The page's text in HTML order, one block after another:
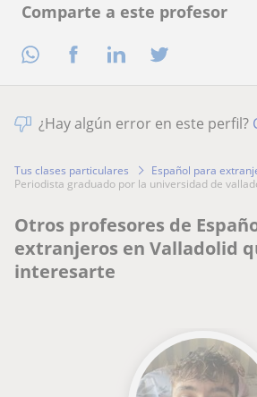
Comparte a este profesor
¿Hay algún error en este perfil?
Tus clases particulares Español para
periodista graduado por la universidad de
Otros profesores de
extranjeros en Valladolid
interesarte